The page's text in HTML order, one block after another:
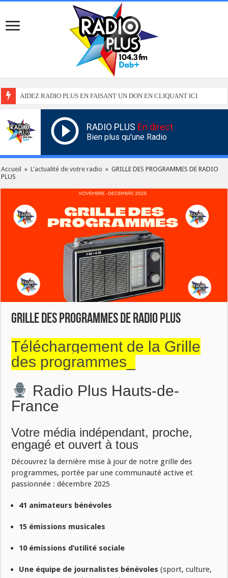
AIDEZ RADIO PLUS EN FAISANT UN DON EN CLIQUANT ICI
RADIO PLUS En direct
Bien plus qu'une Radio
Accueil » L'actualité de votre radio » GRILLE DES PROGRAMMES DE RADIO
PLUS
GRILLE DES PROGRAMMES DE RADIO PLUS
Téléchargement de la Grille
des programmes_
Radio Plus Hauts-de-
France
Votre média indépendant, proche,
engagé et ouvert à tous
Découvrez la dernière mise à jour de notre grille des
programmes, portée par une communauté active et
passionnée : décembre 2025
41 animateurs bénévoles
15 émissions musicales
10 émissions d’utilité sociale
Une équipe de journalistes bénévoles (sport, culture,